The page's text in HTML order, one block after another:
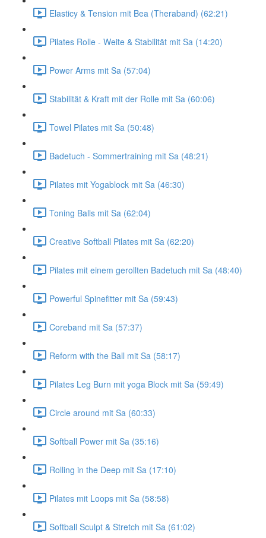
Elasticy & Tension mit Bea (Theraband) (62:21)
Pilates Rolle - Weite & Stabilität mit Sa (14:20)
Power Arms mit Sa (57:04)
Stabilität & Kraft mit der Rolle mit Sa (60:06)
Towel Pilates mit Sa (50:48)
Badetuch - Sommertraining mit Sa (48:21)
Pilates mit Yogablock mit Sa (46:30)
Toning Balls mit Sa (62:04)
Creative Softball Pilates mit Sa (62:20)
Pilates mit einem gerollten Badetuch mit Sa (48:40)
Powerful Spinefitter mit Sa (59:43)
Coreband mit Sa (57:37)
Reform with the Ball mit Sa (58:17)
Pilates Leg Burn mit yoga Block mit Sa (59:49)
Circle around mit Sa (60:33)
Softball Power mit Sa (35:16)
Rolling in the Deep mit Sa (17:10)
Pilates mit Loops mit Sa (58:58)
Softball Sculpt & Stretch mit Sa (61:02)